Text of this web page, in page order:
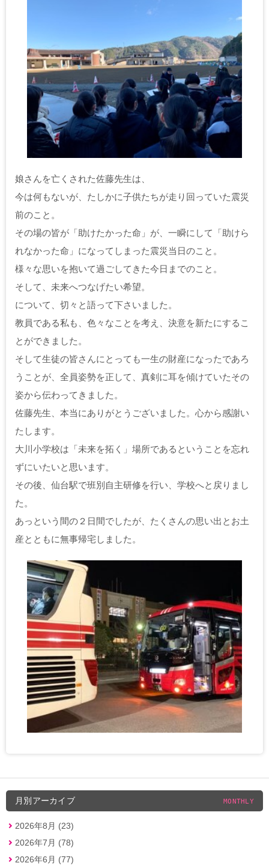
娘さんを亡くされた佐藤先生は、
今は何もないが、たしかに子供たちが走り回っていた震災
前のこと。
その場の皆が「助けたかった命」が、一瞬にして「助けら
れなかった命」になってしまった震災当日のこと。
様々な思いを抱いて過ごしてきた今日までのこと。
そして、未来へつなげたい希望。
について、切々と語って下さいました。
教員である私も、色々なことを考え、決意を新たにするこ
とができました。
そして生徒の皆さんにとっても一生の財産になったであろ
うことが、全員姿勢を正して、真剣に耳を傾けていたその
姿から伝わってきました。
佐藤先生、本当にありがとうございました。心から感謝い
たします。
大川小学校は「未来を拓く」場所であるということを忘れ
ずにいたいと思います。
その後、仙台駅で班別自主研修を行い、学校へと戻りまし
た。
あっという間の２日間でしたが、たくさんの思い出とお土
産とともに無事帰宅しました。
月別アーカイブ MONTHLY
2026年8月 (23)
2026年7月 (78)
2026年6月 (77)